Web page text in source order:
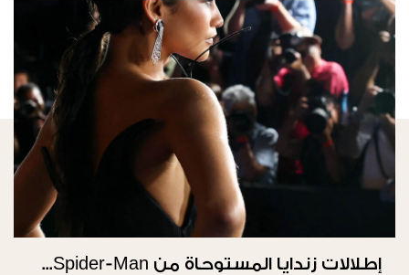
إطلالات زندايا المستوحاة من Spider-Man...